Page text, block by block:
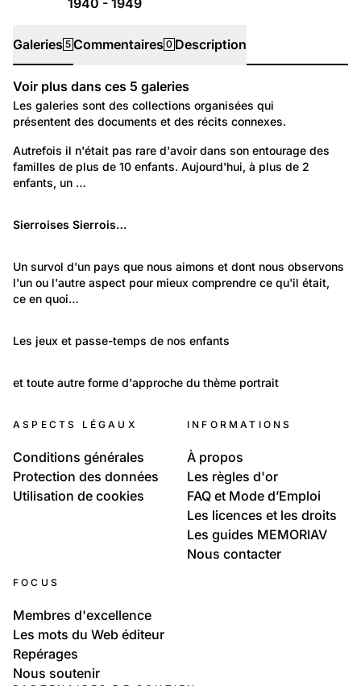
1940 - 1949
Galeries 5 Commentaires 0 Description
Galeries
Voir plus dans ces 5 galeries
Les galeries sont des collections organisées qui
présentent des documents et des récits connexes.
Portraits: Une vie
Famille nombreuse
Autrefois il n'était pas rare d'avoir dans son entourage des
familles de plus de 10 enfants. Aujourd'hui, à plus de 2
enfants, un …
Lieux: Valais
Sierroises Sierrois…
Lieux: Valais
Valais nostalgique
Un survol d'un pays que nous aimons et dont nous observons
l'un ou l'autre aspect pour mieux comprendre ce qu'il était,
ce en quoi…
Politique et Société: Education
Les jeux et passe-temps de nos enfants
Portraits: Figures marquantes
et toute autre forme d'approche du thème portrait
ASPECTS LÉGAUX
Conditions générales
Protection des données
Utilisation de cookies
INFORMATIONS
À propos
Les règles d'or
FAQ et Mode d’Emploi
Les licences et les droits
Les guides MEMORIAV
Nous contacter
FOCUS
Membres d'excellence
Les mots du Web éditeur
Repérages
Nous soutenir